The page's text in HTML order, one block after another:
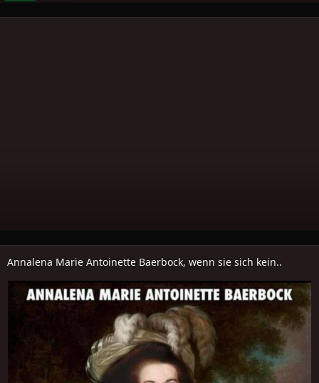
Annalena Marie Antoinette Baerbock, wenn sie sich kein..